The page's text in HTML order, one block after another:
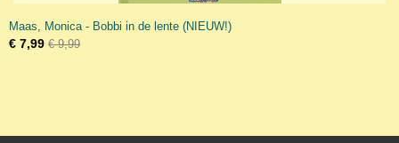
Maas, Monica - Bobbi in de lente (NIEUW!)
€ 7,99 € 9,99